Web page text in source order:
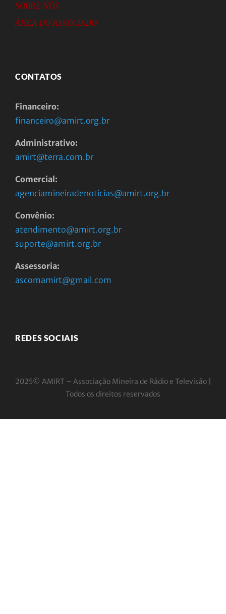
SOBRE NÓS
ÁREA DO ASSOCIADO
CONTATOS
Financeiro:
financeiro@amirt.org.br
Administrativo:
amirt@terra.com.br
Comercial:
agenciamineiradenoticias@amirt.org.br
Convênio:
atendimento@amirt.org.br
suporte@amirt.org.br
Assessoria:
ascomamirt@gmail.com
REDES SOCIAIS
2025© AMIRT – Associação Mineira de Rádio e Televisão |
Todos os direitos reservados